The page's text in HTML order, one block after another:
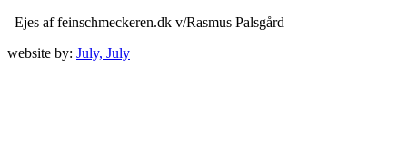
Ejes af feinschmeckeren.dk v/Rasmus Palsgård
website by: July, July